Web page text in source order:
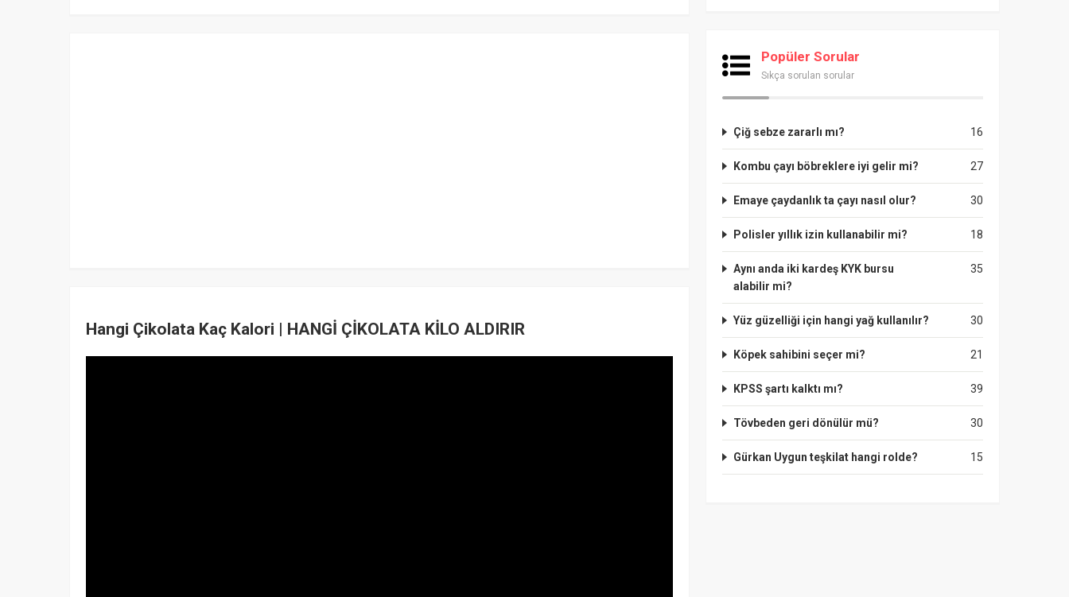
Hangi Çikolata Kaç Kalori | HANGİ ÇİKOLATA KİLO ALDIRIR
Popüler Sorular
Sıkça sorulan sorular
16
Çiğ sebze zararlı mı?
27
Kombu çayı böbreklere iyi gelir mi?
30
Emaye çaydanlık ta çayı nasıl olur?
18
Polisler yıllık izin kullanabilir mi?
35
Aynı anda iki kardeş KYK bursu
alabilir mi?
30
Yüz güzelliği için hangi yağ kullanılır?
21
Köpek sahibini seçer mi?
39
KPSS şartı kalktı mı?
30
Tövbeden geri dönülür mü?
15
Gürkan Uygun teşkilat hangi rolde?